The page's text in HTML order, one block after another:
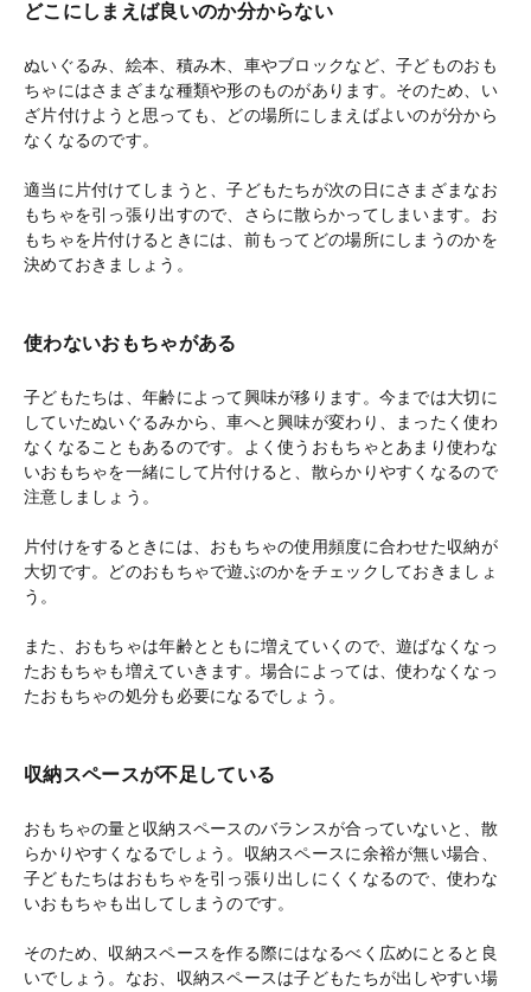
どこにしまえば良いのか分からない
ぬいぐるみ、絵本、積み木、車やブロックなど、子どものおも
ちゃにはさまざまな種類や形のものがあります。そのため、い
ざ片付けようと思っても、どの場所にしまえばよいのが分から
なくなるのです。
適当に片付けてしまうと、子どもたちが次の日にさまざまなお
もちゃを引っ張り出すので、さらに散らかってしまいます。お
もちゃを片付けるときには、前もってどの場所にしまうのかを
決めておきましょう。
使わないおもちゃがある
子どもたちは、年齢によって興味が移ります。今までは大切に
していたぬいぐるみから、車へと興味が変わり、まったく使わ
なくなることもあるのです。よく使うおもちゃとあまり使わな
いおもちゃを一緒にして片付けると、散らかりやすくなるので
注意しましょう。
片付けをするときには、おもちゃの使用頻度に合わせた収納が
大切です。どのおもちゃで遊ぶのかをチェックしておきましょ
う。
また、おもちゃは年齢とともに増えていくので、遊ばなくなっ
たおもちゃも増えていきます。場合によっては、使わなくなっ
たおもちゃの処分も必要になるでしょう。
収納スペースが不足している
おもちゃの量と収納スペースのバランスが合っていないと、散
らかりやすくなるでしょう。収納スペースに余裕が無い場合、
子どもたちはおもちゃを引っ張り出しにくくなるので、使わな
いおもちゃも出してしまうのです。
そのため、収納スペースを作る際にはなるべく広めにとると良
いでしょう。なお、収納スペースは子どもたちが出しやすい場